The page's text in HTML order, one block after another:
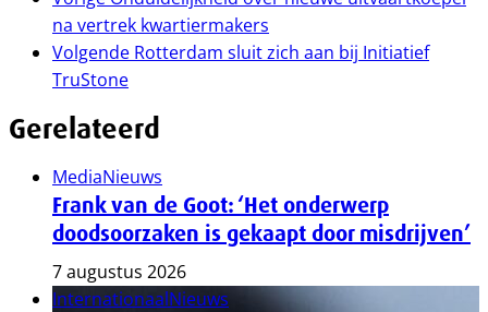
na vertrek kwartiermakers
Volgende Rotterdam sluit zich aan bij Initiatief
TruStone
Gerelateerd
MediaNieuws
Frank van de Goot: ‘Het onderwerp
doodsoorzaken is gekaapt door misdrijven’
7 augustus 2026
InternationaalNieuws